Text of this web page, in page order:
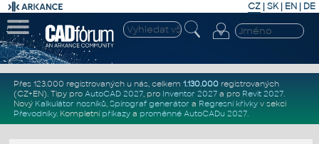
CZ | SK| EN | DE
Přes 123.000 registrovaných u nás, celkem 1.130.000registrovaných
(CZ+EN). Tipy pro AutoCAD 2027, pro Inventor 2027a pro Revit 2027.
Nový Kalkulátor nosníků, Spirograf generátor a Regresní křivkyv sekci
Převodníky. Kompletní příkazya proměnné AutoCADu 2027.